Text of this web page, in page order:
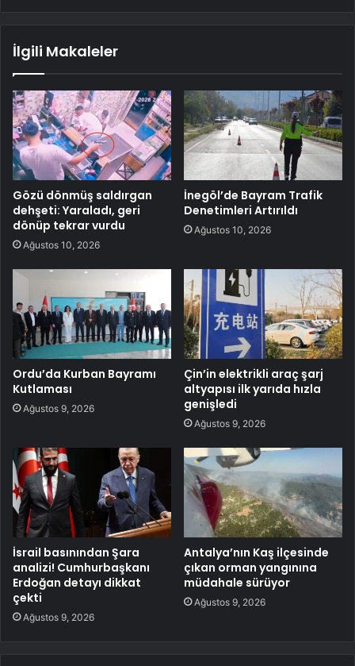
İlgili Makaleler
Gözü dönmüş saldırgan
dehşeti: Yaraladı, geri
dönüp tekrar vurdu
Ağustos 10, 2026
İnegöl’de Bayram Trafik
Denetimleri Artırıldı
Ağustos 10, 2026
Ordu’da Kurban Bayramı
Kutlaması
Ağustos 9, 2026
Çin’in elektrikli araç şarj
altyapısı ilk yarıda hızla
genişledi
Ağustos 9, 2026
İsrail basınından Şara
analizi! Cumhurbaşkanı
Erdoğan detayı dikkat
çekti
Ağustos 9, 2026
Antalya’nın Kaş ilçesinde
çıkan orman yangınına
müdahale sürüyor
Ağustos 9, 2026